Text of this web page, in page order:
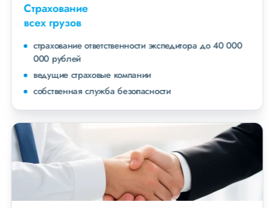
Страхование
всех грузов
страхование ответственности экспедитора до 40 000
000 рублей
ведущие страховые компании
собственная служба безопасности